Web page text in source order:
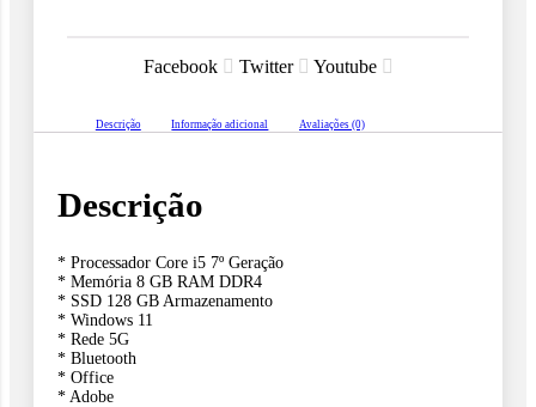
R$1,499.00.
Facebook Twitter Youtube
Descrição Informação adicional Avaliações (0)
Descrição
* Processador Core i5 7º Geração
* Memória 8 GB RAM DDR4
* SSD 128 GB Armazenamento
* Windows 11
* Rede 5G
* Bluetooth
* Office
* Adobe